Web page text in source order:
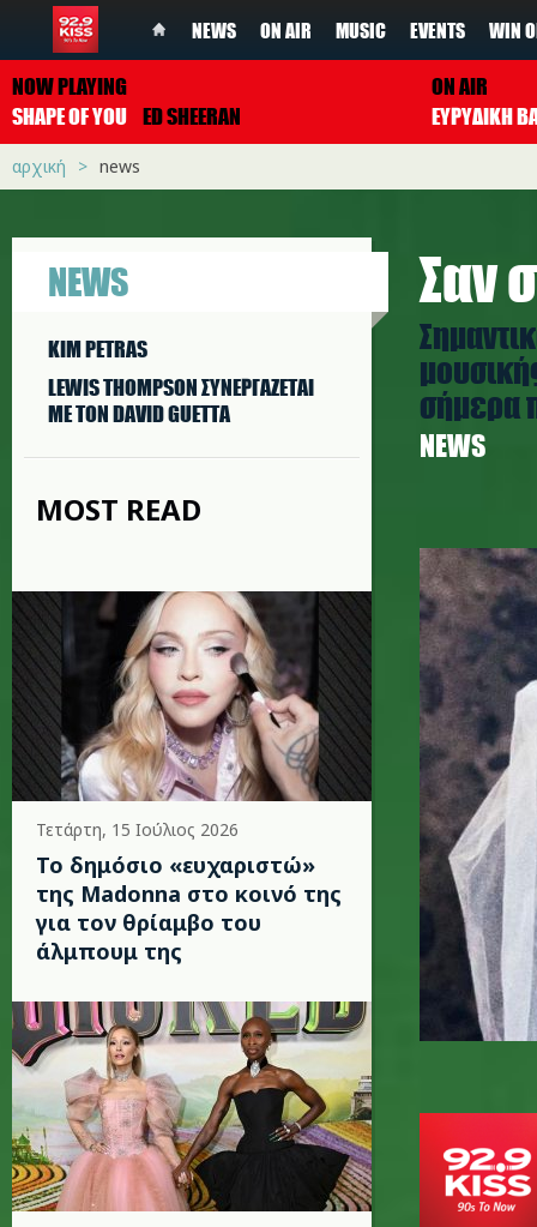
NEWS ON AIR MUSIC EVENTS WIN
NOW PLAYING
SHAPE OF YOU ED SHEERAN
ON AIR
ΕΥΡΥΔΙΚΗ
αρχική news
NEWS
KIM PETRAS
LEWIS THOMPSON ΣΥΝΕΡΓAΖΕΤΑΙ
ΜΕ ΤΟΝ DAVID GUETTA
MOST READ
Τετάρτη, 15 Ιούλιος 2026
Το δημόσιο «ευχαριστώ»
της Madonna στο κοινό της
για τον θρίαμβο του
άλμπουμ της
Σαν
σήμερα
NEWS